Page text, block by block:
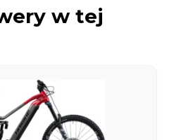
w tej